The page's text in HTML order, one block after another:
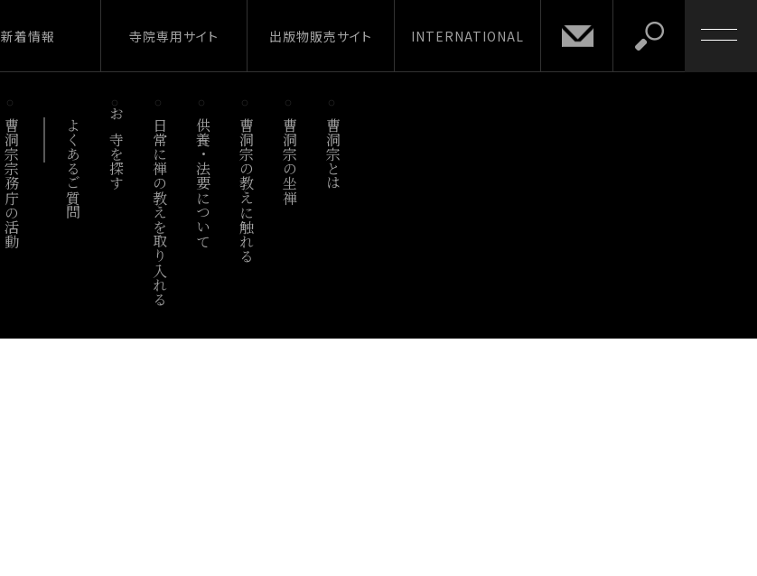
新着情報 寺院専用サイト 出版物販売サイト INTERNATIONAL
曹洞宗宗務庁の活動 よくあるご質問 お寺を探す 日常に禅の教えを取り入れる 供養・法要について 曹洞宗の教えに触れる 曹洞宗の坐禅 曹洞宗とは